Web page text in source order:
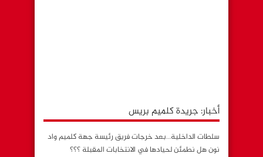
أخبار: جريدة كلميم بريس
سلطات الداخلية…بعد خرجات فريق رئيسة جهة كلميم واد
نون هل نطمئن لحيادها في الانتخابات المقبلة ؟؟؟